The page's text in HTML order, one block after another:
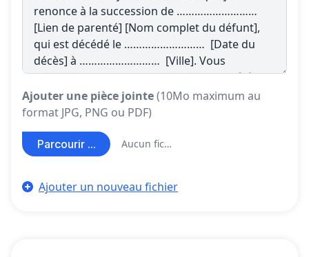
Ajouter une pièce jointe(10Mo maximum au
format JPG, PNG ou PDF)
Parcourir ... Aucun fichier sélectionné
Ajouter un nouveau fichier